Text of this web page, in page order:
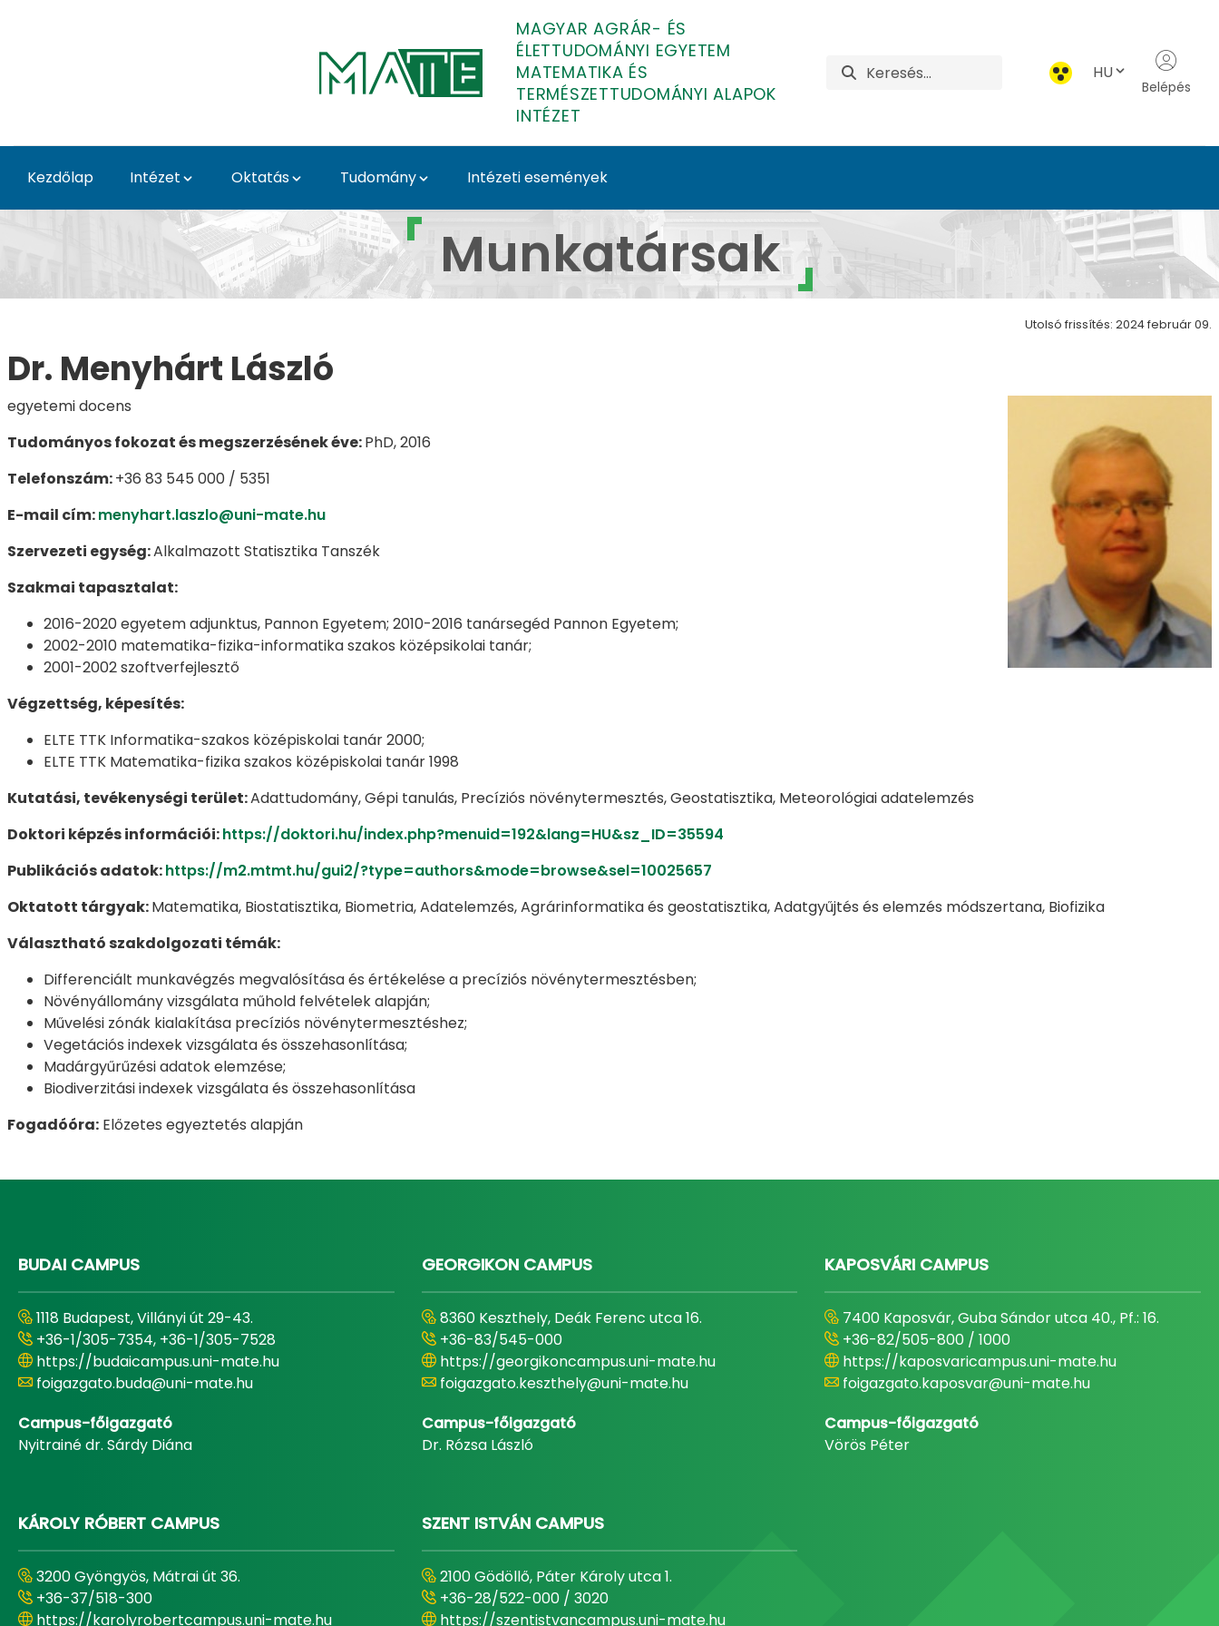
MAGYAR AGRÁR- ÉS
ÉLETTUDOMÁNYI EGYETEM
MATEMATIKA ÉS
TERMÉSZETTUDOMÁNYI ALAPOK
INTÉZET
HU
Belépés
Kezdőlap Intézet Oktatás Tudomány Intézeti események
Menyhárt László - Matematika és Természettudományi Alapok
Munkatársak
Utolsó frissítés: 2024 február 09.
Dr. Menyhárt László
egyetemi docens
Tudományos fokozat és megszerzésének éve:PhD, 2016
Telefonszám:+36 83 545 000 / 5351
E-mail cím:menyhart.laszlo@uni-mate.hu
Szervezeti egység:Alkalmazott Statisztika Tanszék
Szakmai tapasztalat:
2016-2020 egyetem adjunktus, Pannon Egyetem; 2010-2016 tanársegéd Pannon Egyetem;
2002-2010 matematika-fizika-informatika szakos középsikolai tanár;
2001-2002 szoftverfejlesztő
Végzettség, képesítés:
ELTE TTK Informatika-szakos középiskolai tanár 2000;
ELTE TTK Matematika-fizika szakos középiskolai tanár 1998
Kutatási, tevékenységi terület:Adattudomány, Gépi tanulás, Precíziós növénytermesztés, Geostatisztika, Meteorológiai adatelemzés
Doktori képzés információi:https://doktori.hu/index.php?menuid=192&lang=HU&sz_ID=35594
Publikációs adatok:https://m2.mtmt.hu/gui2/?type=authors&mode=browse&sel=10025657
Oktatott tárgyak:Matematika, Biostatisztika, Biometria, Adatelemzés, Agrárinformatika és geostatisztika, Adatgyűjtés és elemzés módszertana, Biofizika
Választható szakdolgozati témák:
Differenciált munkavégzés megvalósítása és értékelése a precíziós növénytermesztésben;
Növényállomány vizsgálata műhold felvételek alapján;
Művelési zónák kialakítása precíziós növénytermesztéshez;
Vegetációs indexek vizsgálata és összehasonlítása;
Madárgyűrűzési adatok elemzése;
Biodiverzitási indexek vizsgálata és összehasonlítása
Fogadóóra: Előzetes egyeztetés alapján
BUDAI CAMPUS
1118 Budapest, Villányi út 29-43.
+36-1/305-7354, +36-1/305-7528
https://budaicampus.uni-mate.hu
foigazgato.buda@uni-mate.hu
Campus-főigazgató
Nyitrainé dr. Sárdy Diána
GEORGIKON CAMPUS
8360 Keszthely, Deák Ferenc utca 16.
+36-83/545-000
https://georgikoncampus.uni-mate.hu
foigazgato.keszthely@uni-mate.hu
Campus-főigazgató
Dr. Rózsa László
KAPOSVÁRI CAMPUS
7400 Kaposvár, Guba Sándor utca 40., Pf.: 16.
+36-82/505-800 / 1000
https://kaposvaricampus.uni-mate.hu
foigazgato.kaposvar@uni-mate.hu
Campus-főigazgató
Vörös Péter
KÁROLY RÓBERT CAMPUS
3200 Gyöngyös, Mátrai út 36.
+36-37/518-300
https://karolyrobertcampus.uni-mate.hu
SZENT ISTVÁN CAMPUS
2100 Gödöllő, Páter Károly utca 1.
+36-28/522-000 / 3020
https://szentistvancampus.uni-mate.hu